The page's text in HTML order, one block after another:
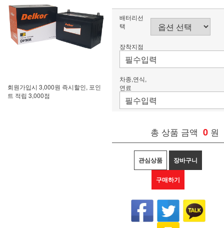
회원가입시 3,000원 즉시할인, 포인
트 적립 3,000점
배터리선
택
장착지점
차종,연식,
연료
총 상품 금액 0 원
관심상품 장바구니
구매하기